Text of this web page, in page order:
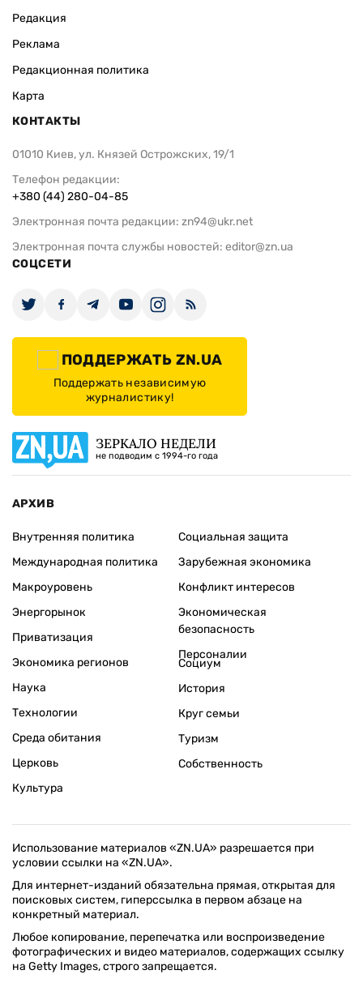
Редакция
Реклама
Редакционная политика
Карта
КОНТАКТЫ
01010 Киев, ул. Князей Острожских, 19/1
Телефон редакции:
+380 (44) 280-04-85
Электронная почта редакции: zn94@ukr.net
Электронная почта службы новостей: editor@zn.ua
СОЦСЕТИ
ПОДДЕРЖАТЬ ZN.UA
Поддержать независимую
журналистику!
ЗЕРКАЛО НЕДЕЛИ
не подводим с 1994-го года
АРХИВ
Внутренняя политика
Международная политика
Макроуровень
Энергорынок
Приватизация
Экономика регионов
Социальная защита
Зарубежная экономика
Конфликт интересов
Экономическая
безопасность
Персоналии
Наука
Технологии
Среда обитания
Церковь
Культура
Социум
История
Круг семьи
Туризм
Собственность
Использование материалов «ZN.UA» разрешается при
условии ссылки на «ZN.UA».
Для интернет-изданий обязательна прямая, открытая для
поисковых систем, гиперссылка в первом абзаце на
конкретный материал.
Любое копирование, перепечатка или воспроизведение
фотографических и видео материалов, содержащих ссылку
на Getty Images, строго запрещается.